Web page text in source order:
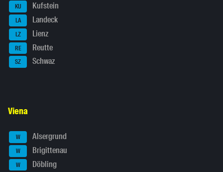
KU Kufstein
LA Landeck
LZ Lienz
RE Reutte
SZ Schwaz
Viena
W Alsergrund
W Brigittenau
W Döbling